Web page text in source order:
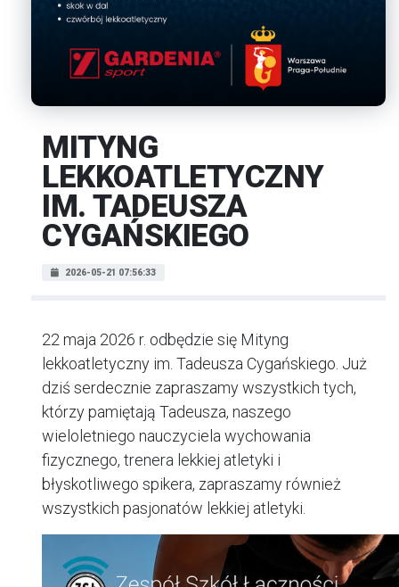
MITYNG
LEKKOATLETYCZNY
IM. TADEUSZA
CYGAŃSKIEGO
2026-05-21 07:56:33
22 maja 2026 r. odbędzie się Mityng
lekkoatletyczny im. Tadeusza Cygańskiego. Już
dziś serdecznie zapraszamy wszystkich tych,
którzy pamiętają Tadeusza, naszego
wieloletniego nauczyciela wychowania
fizycznego, trenera lekkiej atletyki i
błyskotliwego spikera, zapraszamy również
wszystkich pasjonatów lekkiej atletyki.